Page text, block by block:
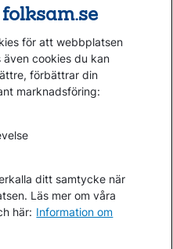
till...
för att webbplatsen
cookies du kan
förbättrar din
marknadsföring:
ditt samtycke när
Läs mer om våra
här: Information om